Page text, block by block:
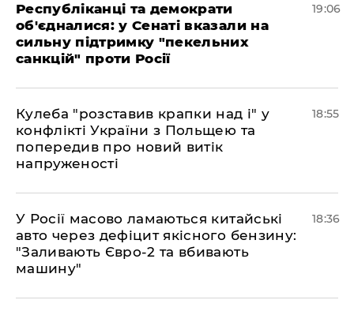
Республіканці та демократи
об'єдналися: у Сенаті вказали на
сильну підтримку "пекельних
санкцій" проти Росії
19:06
Кулеба "розставив крапки над і" у
конфлікті України з Польщею та
попередив про новий витік
напруженості
18:55
У Росії масово ламаються китайські
авто через дефіцит якісного бензину:
"Заливають Євро-2 та вбивають
машину"
18:36